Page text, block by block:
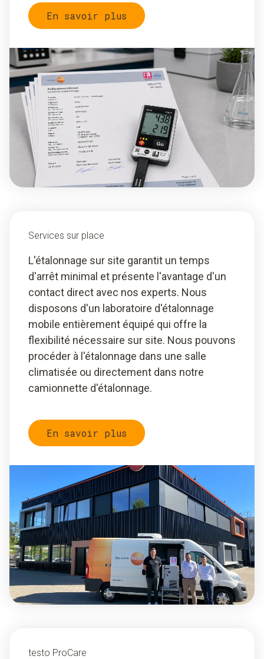
En savoir plus
Services sur place
L'étalonnage sur site garantit un temps
d'arrêt minimal et présente l'avantage d'un
contact direct avec nos experts. Nous
disposons d'un laboratoire d'étalonnage
mobile entièrement équipé qui offre la
flexibilité nécessaire sur site. Nous pouvons
procéder à l'étalonnage dans une salle
climatisée ou directement dans notre
camionnette d'étalonnage.
En savoir plus
testo ProCare